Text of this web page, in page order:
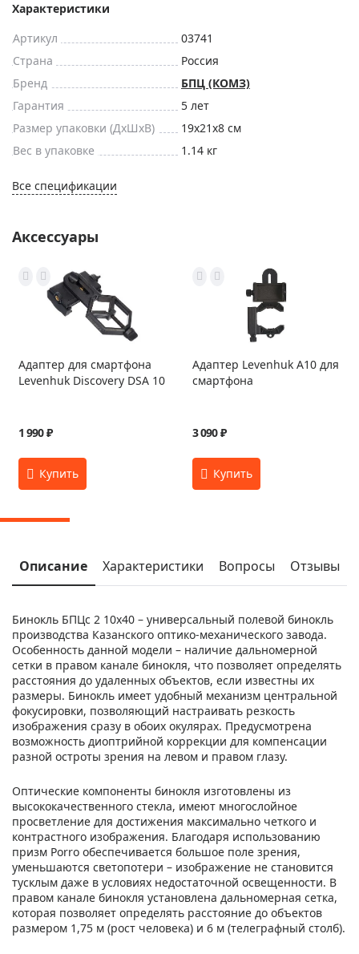
Характеристики
Артикул
03741
Страна
Россия
Бренд
БПЦ (КОМЗ)
Гарантия
5 лет
Размер упаковки (ДxШxВ)
19x21x8 см
Вес в упаковке
1.14 кг
Все спецификации
Аксессуары
Адаптер для смартфона
Levenhuk Discovery DSA 10
1 990 ₽
Адаптер Levenhuk A10 для
смартфона
3 090 ₽
Описание Характеристики Вопросы Отзывы
Бинокль БПЦс 2 10х40 – универсальный полевой бинокль
производства Казанского оптико-механического завода.
Особенность данной модели – наличие дальномерной
сетки в правом канале бинокля, что позволяет определять
расстояния до удаленных объектов, если известны их
размеры. Бинокль имеет удобный механизм центральной
фокусировки, позволяющий настраивать резкость
изображения сразу в обоих окулярах. Предусмотрена
возможность диоптрийной коррекции для компенсации
разной остроты зрения на левом и правом глазу.
Оптические компоненты бинокля изготовлены из
высококачественного стекла, имеют многослойное
просветление для достижения максимально четкого и
контрастного изображения. Благодаря использованию
призм Porro обеспечивается большое поле зрения,
уменьшаются светопотери – изображение не становится
тусклым даже в условиях недостаточной освещенности. В
правом канале бинокля установлена дальномерная сетка,
которая позволяет определять расстояние до объектов
размером 1,75 м (рост человека) и 6 м (телеграфный столб).